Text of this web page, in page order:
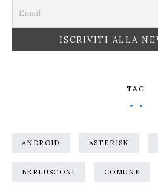
TAG
ANDROID ASTERISK
BERLUSCONI COMUNE